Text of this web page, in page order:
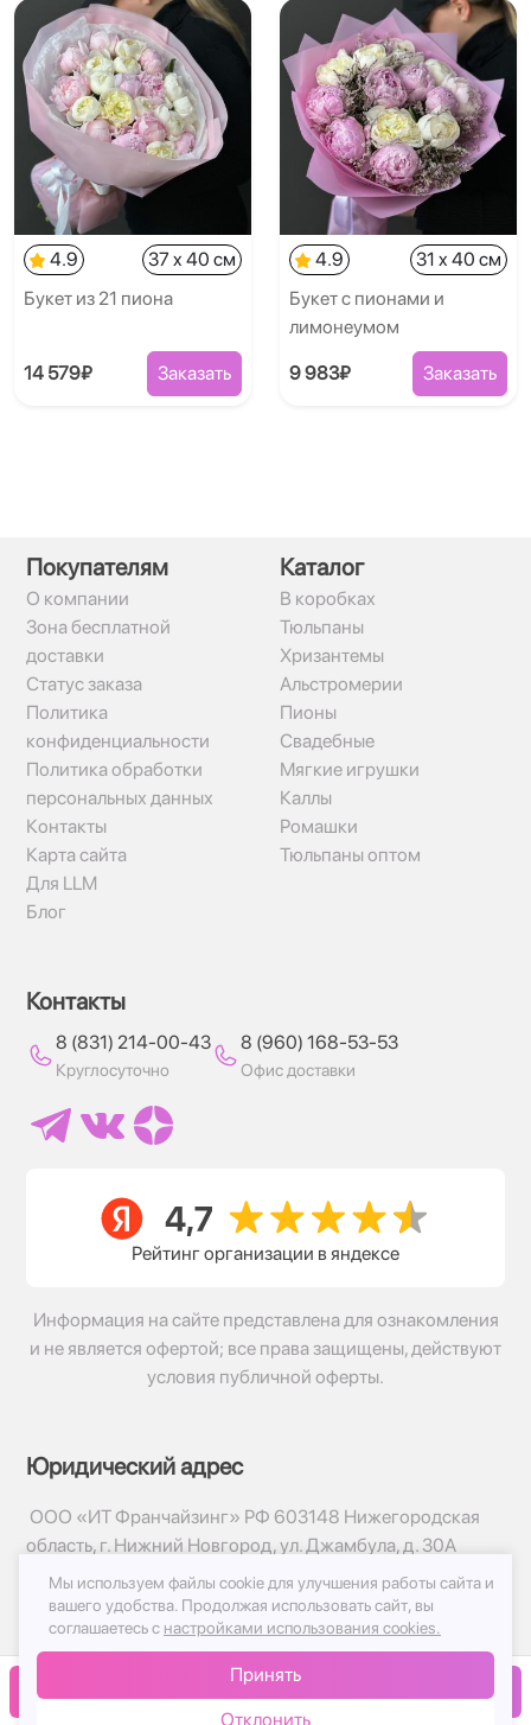
В корзину
4.9
37 x 40 см
Букет из 21 пиона
14 579₽ Заказать
4.9
31 x 40 см
Букет с пионами и
лимонеумом
9 983₽ Заказать
Покупателям
О компании
Зона бесплатной
доставки
Статус заказа
Политика
конфиденциальности
Политика обработки
персональных данных
Контакты
Карта сайта
Для LLM
Блог
Каталог
В коробках
Тюльпаны
Хризантемы
Альстромерии
Пионы
Свадебные
Мягкие игрушки
Каллы
Ромашки
Тюльпаны оптом
Контакты
8 (831) 214-00-43
Круглосуточно
8 (960) 168-53-53
Офис доставки
Рейтинг организации в яндексе
Информация на сайте представлена для ознакомления
и не является офертой; все права защищены, действуют
условия публичной оферты.
Юридический адрес
ООО «ИТ Франчайзинг» РФ 603148 Нижегородская
область, г. Нижний Новгород, ул. Джамбула, д. 30А
© 2017-2026г, База Цветов 24.ру
Политика конфиденциальности
Публичная оферта
Мы используем файлы cookie для улучшения работы сайта и
вашего удобства. Продолжая использовать сайт, вы
соглашаетесь с настройками использования cookies.
Принять
Отклонить